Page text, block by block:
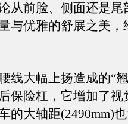
从前脸、侧面还是尾
与优雅的舒展之美，
大幅上扬造成的“翘
保险杠，它增加了视
的大轴距(2490mm)